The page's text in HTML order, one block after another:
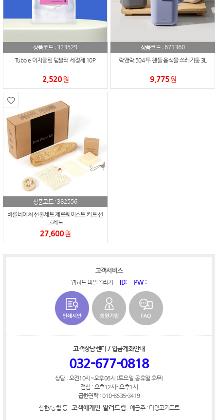
상품코드 : 323529
Tubble 이지클린 텀블러 세정제 10P
2,520원
상품코드 : 671360
락앤락 504 투 핸들 음식물 쓰레기통 3L
9,775원
상품코드 : 382556
바를네이처 선물세트 제로웨이스트 키트 선
물세트
27,600원
고객서비스
웹하드 파일올리기 ID: PW :
고객상담센터 / 입금계좌안내
032-677-0818
상담 : 오전10시~오후06시 (토요일,공휴일 휴무)
점심 : 오후12시~오후1시
급한연락 : 010-8635-3419
신한/농협 등 고객에게만 알려드림 예금주 : 더망고기프트